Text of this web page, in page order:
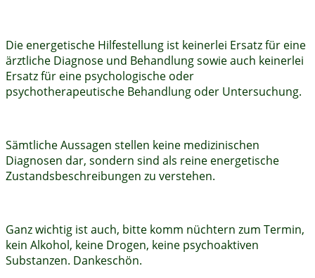
Die energetische Hilfestellung ist keinerlei Ersatz für eine
ärztliche Diagnose und Behandlung sowie auch keinerlei
Ersatz für eine psychologische oder
psychotherapeutische Behandlung oder Untersuchung.
Sämtliche Aussagen stellen keine medizinischen
Diagnosen dar, sondern sind als reine energetische
Zustandsbeschreibungen zu verstehen.
Ganz wichtig ist auch, bitte komm nüchtern zum Termin,
kein Alkohol, keine Drogen, keine psychoaktiven
Substanzen. Dankeschön.